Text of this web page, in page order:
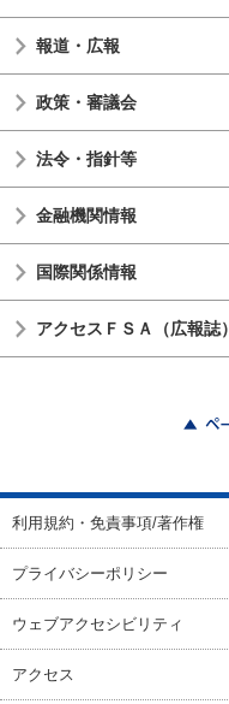
報道・広報
政策・審議会
法令・指針等
金融機関情報
国際関係情報
アクセスＦＳＡ（広報誌）
利用規約・免責事項/著作権
プライバシーポリシー
ウェブアクセシビリティ
アクセス